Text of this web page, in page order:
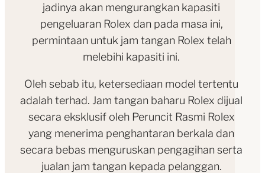
jadinya akan mengurangkan kapasiti
pengeluaran Rolex dan pada masa ini,
permintaan untuk jam tangan Rolex telah
melebihi kapasiti ini.
Oleh sebab itu, ketersediaan model tertentu
adalah terhad. Jam tangan baharu Rolex dijual
secara eksklusif oleh Peruncit Rasmi Rolex
yang menerima penghantaran berkala dan
secara bebas menguruskan pengagihan serta
jualan jam tangan kepada pelanggan.